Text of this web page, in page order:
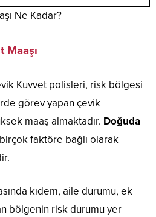
Ne Kadar?
Maaşı
Kuvvet polisleri, risk bölgesi
görev yapan çevik
maaş almaktadır. Doğuda
faktöre bağlı olarak
kıdem, aile durumu, ek
bölgenin risk durumu yer